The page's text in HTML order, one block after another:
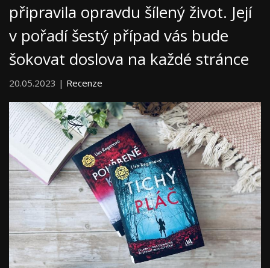
připravila opravdu šílený život. Její
v pořadí šestý případ vás bude
šokovat doslova na každé stránce
20.05.2023 | Recenze